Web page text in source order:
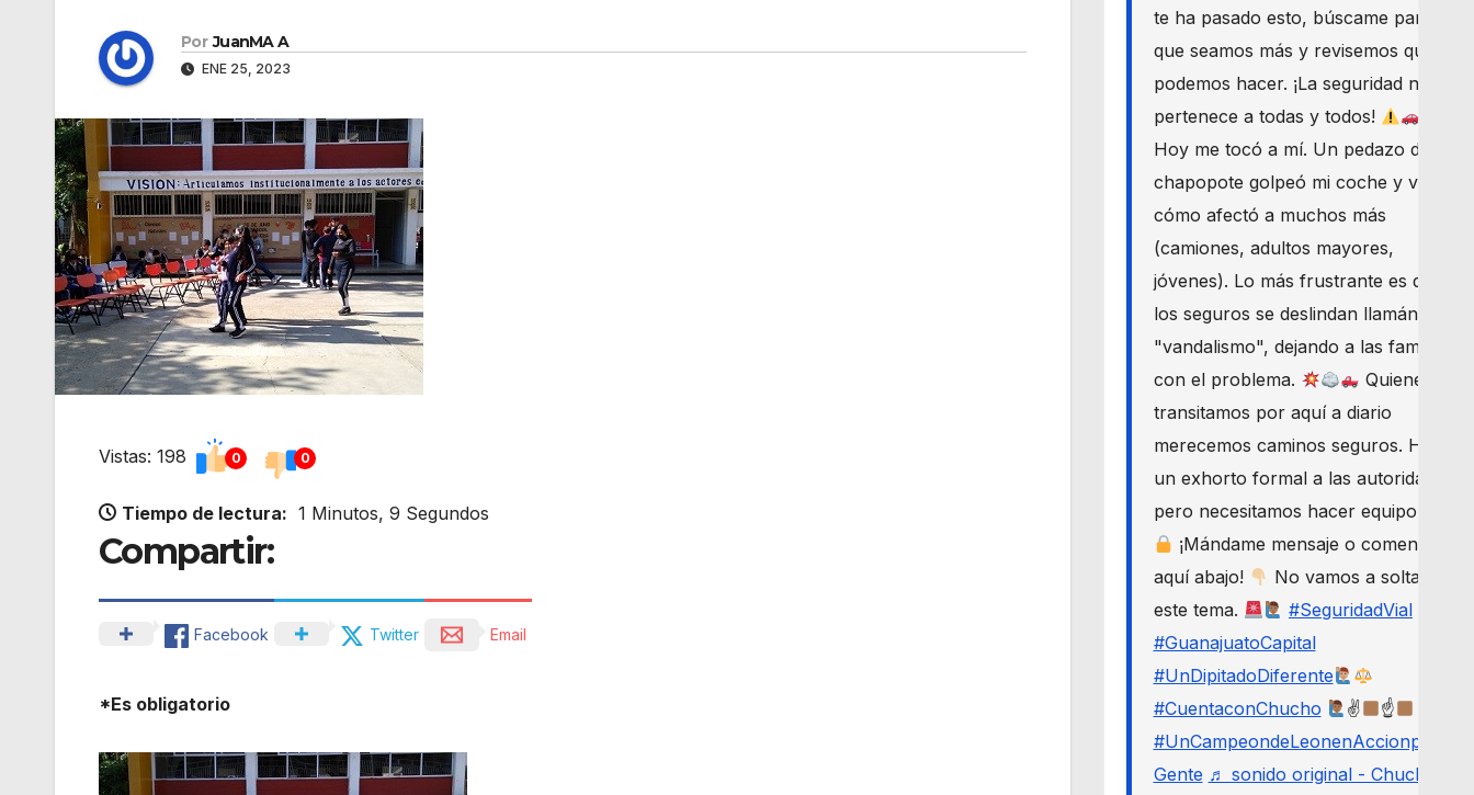
Por JuanMA A
ENE 25, 2023
Vistas: 198 0 0
Tiempo de lectura: 1 Minutos, 9 Segundos
Compartir:
Facebook Twitter Email
*Es obligatorio
te ha pasado esto, búscame para
que seamos más y revisemos qué
podemos hacer. ¡La seguridad nos
pertenece a todas y todos!
Hoy me tocó a mí. Un pedazo de
chapopote golpeó mi coche y vi
cómo afectó a muchos más
(camiones, adultos mayores,
jóvenes). Lo más frustrante es que
los seguros se deslindan llamándolo
"vandalismo", dejando a las familias
con el problema.
Quienes
transitamos por aquí a diario
merecemos caminos seguros. Haré
un exhorto formal a las autoridades,
pero necesitamos hacer equipo.
¡Mándame mensaje o comenta
aquí abajo!
No vamos a soltar
este tema.
#SeguridadVial
#GuanajuatoCapital
#UnDipitadoDiferente
#CuentaconChucho
✌
☝
#UnCampeondeLeonenAccionporLa
Gente ♬ sonido original - Chucho